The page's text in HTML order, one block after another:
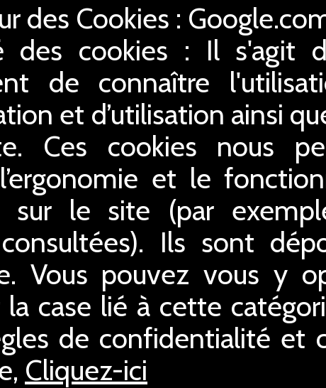
des Cookies :
des cookies : Il s'agit
de connaître
et d’utilisation ainsi
Ces cookies nous
et le
sur le site (par
Ils sont
Vous pouvez vous y
la case lié à cette
de confidentialité et
Cliquez-ici